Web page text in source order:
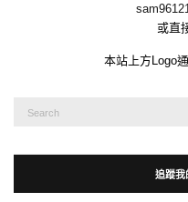
或直
本站上方Logo
Search
追蹤我